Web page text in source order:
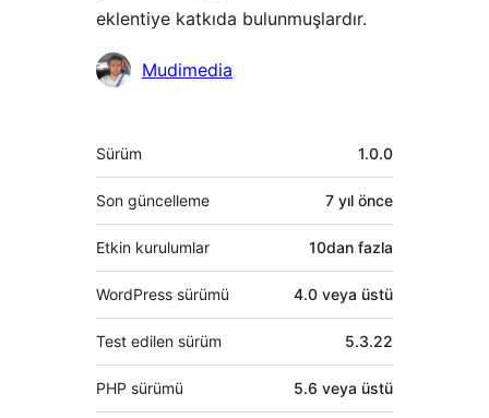
eklentiye katkıda bulunmuşlardır.
KatkıdaMudimedia
Meta
Sürüm 1.0.0
Son güncelleme 7 yıl önce
Etkin kurulumlar 10dan fazla
WordPress sürümü 4.0 veya üstü
Test edilen sürüm 5.3.22
PHP sürümü 5.6 veya üstü